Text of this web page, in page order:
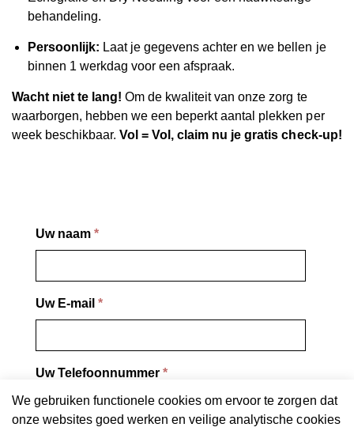
behandeling.
Persoonlijk: Laat je gegevens achter en we bellen je
binnen 1 werkdag voor een afspraak.
Wacht niet te lang! Om de kwaliteit van onze zorg te
waarborgen, hebben we een beperkt aantal plekken per
week beschikbaar.Vol = Vol, claim nu je gratis check-up!
Uw naam*
Uw E-mail*
Uw Telefoonnummer*
We gebruiken functionele cookies om ervoor te zorgen dat
onze websites goed werken en veilige analytische cookies